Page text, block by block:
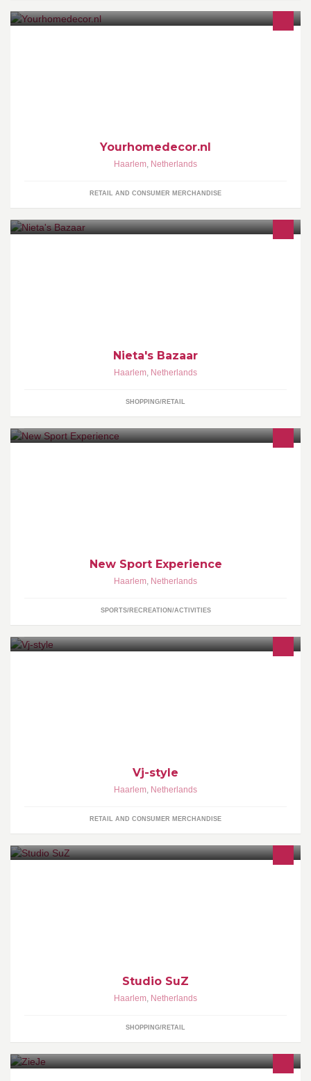
Yourhomedecor.nl
Haarlem, Netherlands
RETAIL AND CONSUMER MERCHANDISE
Nieta's Bazaar
Haarlem, Netherlands
SHOPPING/RETAIL
New Sport Experience
Haarlem, Netherlands
SPORTS/RECREATION/ACTIVITIES
Vj-style
Haarlem, Netherlands
RETAIL AND CONSUMER MERCHANDISE
Studio SuZ
Haarlem, Netherlands
SHOPPING/RETAIL